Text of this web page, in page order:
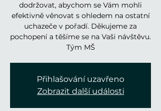
dodržovat, abychom se Vám mohli
efektivně věnovat s ohledem na ostatní
uchazeče v pořadí. Děkujeme za
pochopení a těšíme se na Vaši návštěvu.
Tým MŠ
Přihlašování uzavřeno
Zobrazit další události